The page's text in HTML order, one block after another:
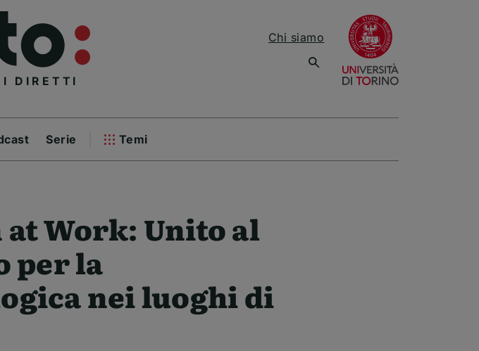
DIRETTI
Chi siamo
Serie Temi
Work: Unito al
per la
nei luoghi di